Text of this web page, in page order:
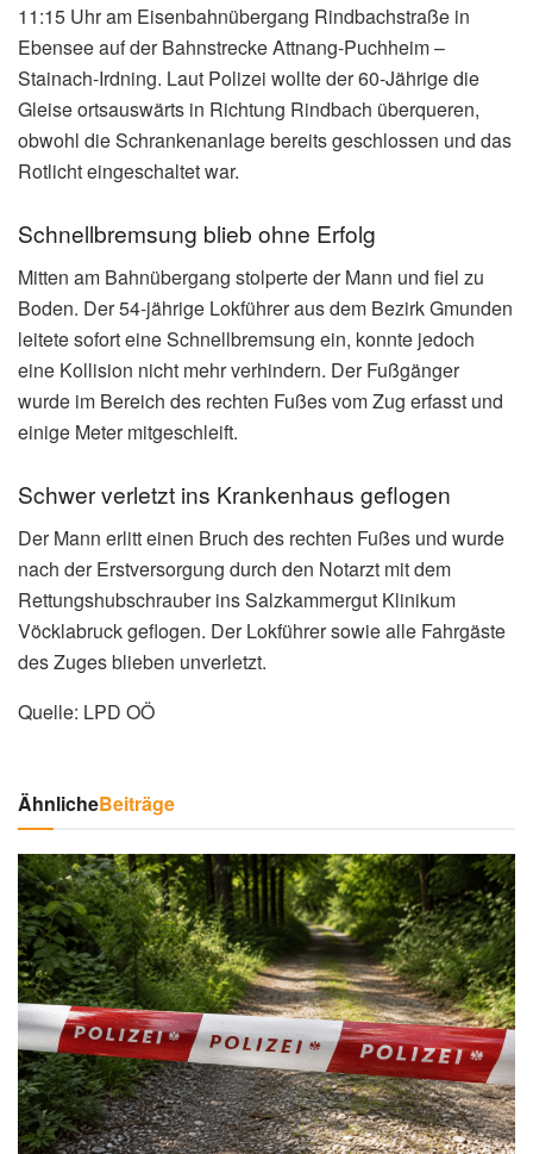
11:15 Uhr am Eisenbahnübergang Rindbachstraße in
Ebensee auf der Bahnstrecke Attnang-Puchheim –
Stainach-Irdning. Laut Polizei wollte der 60-Jährige die
Gleise ortsauswärts in Richtung Rindbach überqueren,
obwohl die Schrankenanlage bereits geschlossen und das
Rotlicht eingeschaltet war.
Schnellbremsung blieb ohne Erfolg
Mitten am Bahnübergang stolperte der Mann und fiel zu
Boden. Der 54-jährige Lokführer aus dem Bezirk Gmunden
leitete sofort eine Schnellbremsung ein, konnte jedoch
eine Kollision nicht mehr verhindern. Der Fußgänger
wurde im Bereich des rechten Fußes vom Zug erfasst und
einige Meter mitgeschleift.
Schwer verletzt ins Krankenhaus geflogen
Der Mann erlitt einen Bruch des rechten Fußes und wurde
nach der Erstversorgung durch den Notarzt mit dem
Rettungshubschrauber ins Salzkammergut Klinikum
Vöcklabruck geflogen. Der Lokführer sowie alle Fahrgäste
des Zuges blieben unverletzt.
Quelle: LPD OÖ
ÄhnlicheBeiträge